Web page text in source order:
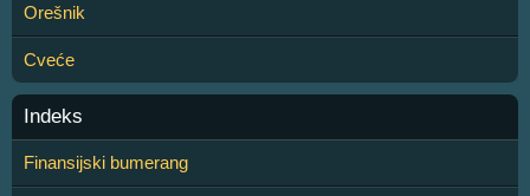
Orešnik
Cveće
Indeks
Finansijski bumerang